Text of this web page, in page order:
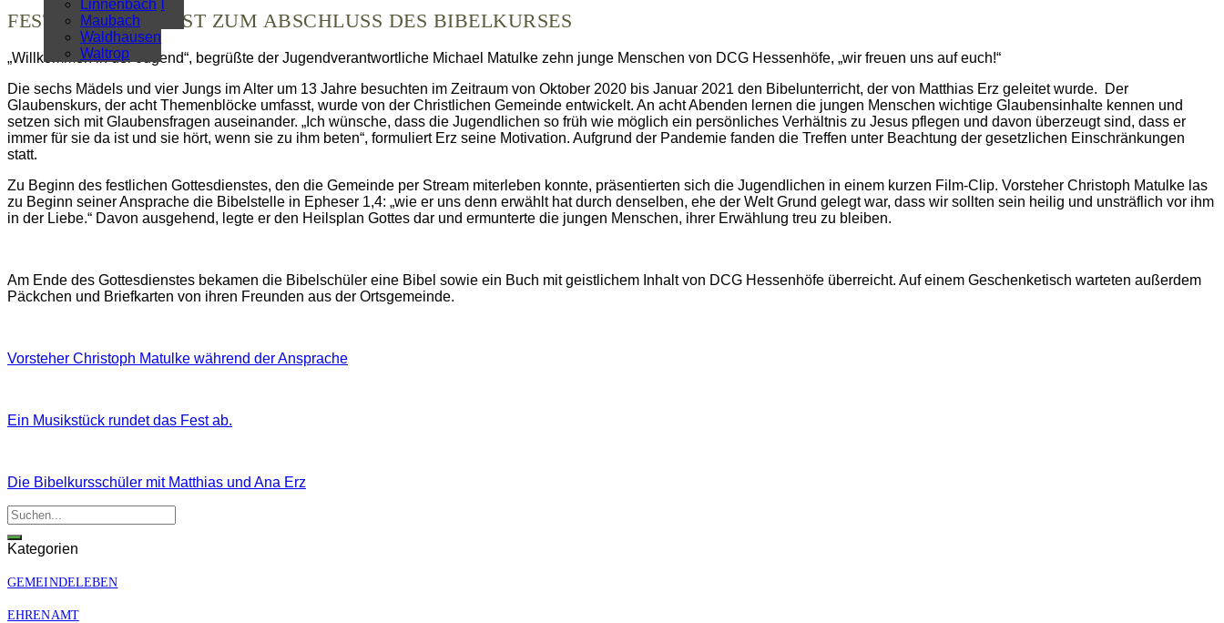
Überregional
Alle Artikel
Linnenbach
Maubach
Waldhausen
Waltrop
FESTGOTTESDIENST ZUM ABSCHLUSS DES BIBELKURSES
„Willkommen in der Jugend“, begrüßte der Jugendverantwortliche Michael Matulke zehn junge Menschen von DCG Hessenhöfe, „wir freuen uns auf euch!“
Die sechs Mädels und vier Jungs im Alter um 13 Jahre besuchten im Zeitraum von Oktober 2020 bis Januar 2021 den Bibelunterricht, der von Matthias Erz geleitet wurde. Der
Glaubenskurs, der acht Themenblöcke umfasst, wurde von der Christlichen Gemeinde entwickelt. An acht Abenden lernen die jungen Menschen wichtige Glaubensinhalte kennen und
setzen sich mit Glaubensfragen auseinander. „Ich wünsche, dass die Jugendlichen so früh wie möglich ein persönliches Verhältnis zu Jesus pflegen und davon überzeugt sind, dass er
immer für sie da ist und sie hört, wenn sie zu ihm beten“, formuliert Erz seine Motivation. Aufgrund der Pandemie fanden die Treffen unter Beachtung der gesetzlichen Einschränkungen
statt.
Zu Beginn des festlichen Gottesdienstes, den die Gemeinde per Stream miterleben konnte, präsentierten sich die Jugendlichen in einem kurzen Film-Clip. Vorsteher Christoph Matulke las
zu Beginn seiner Ansprache die Bibelstelle in Epheser 1,4: „wie er uns denn erwählt hat durch denselben, ehe der Welt Grund gelegt war, dass wir sollten sein heilig und unsträflich vor ihm
in der Liebe.“ Davon ausgehend, legte er den Heilsplan Gottes dar und ermunterte die jungen Menschen, ihrer Erwählung treu zu bleiben.
Am Ende des Gottesdienstes bekamen die Bibelschüler eine Bibel sowie ein Buch mit geistlichem Inhalt von DCG Hessenhöfe überreicht. Auf einem Geschenketisch warteten außerdem
Päckchen und Briefkarten von ihren Freunden aus der Ortsgemeinde.
Vorsteher Christoph Matulke während der Ansprache
Ein Musikstück rundet das Fest ab.
Die Bibelkursschüler mit Matthias und Ana Erz
Kategorien
GEMEINDELEBEN
EHRENAMT